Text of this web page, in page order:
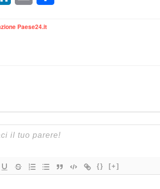
Paese24.it
{} [+]